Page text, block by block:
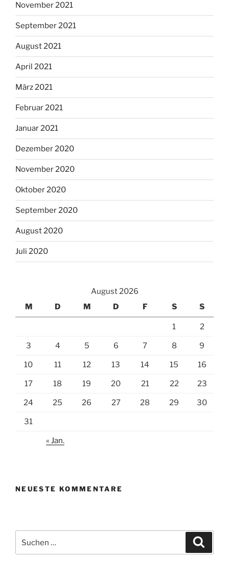
November 2021
September 2021
August 2021
April 2021
März 2021
Februar 2021
Januar 2021
Dezember 2020
November 2020
Oktober 2020
September 2020
August 2020
Juli 2020
August 2026
M
D M D F S S
1 2
3 4 5 6 7 8 9
10 11 12 13 14 15 16
17 18 19 20 21 22 23
24 25 26 27 28 29 30
31
« Jan.
NEUESTE KOMMENTARE
nach: